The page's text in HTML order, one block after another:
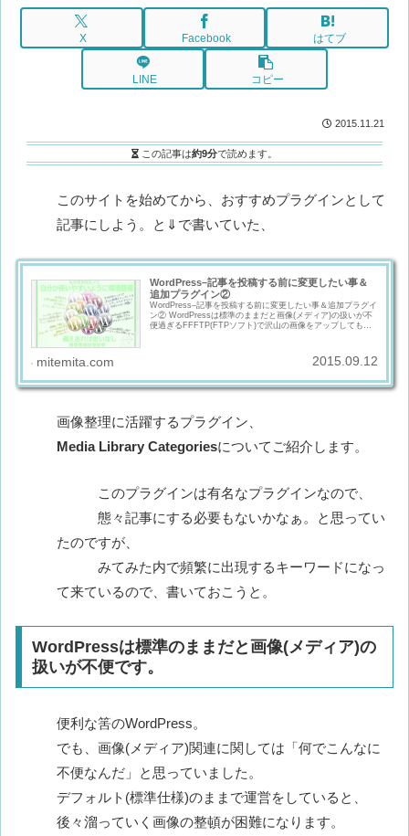
X Facebook はてブ
LINE コピー
2015.11.21
この記事は約9分で読めます。
このサイトを始めてから、おすすめプラグインとして
記事にしよう。と⇓で書いていた、
WordPress–記事を投稿する前に変更したい事＆
追加プラグイン②
WordPress–記事を投稿する前に変更したい事＆追加プラグイ
ン② WordPressは標準のままだと画像(メディア)の扱いが不
便過ぎるFFFTP(FTPソフト)で沢山の画像をアップしても
Enhanced Media Library Regenerate Thumbnails Easy
mitemita.com 2015.09.12
画像整理に活躍するプラグイン、
Media Library Categoriesについてご紹介します。
このプラグインは有名なプラグインなので、
態々記事にする必要もないかなぁ。と思ってい
たのですが、
みてみた内で頻繁に出現するキーワードになっ
て来ているので、書いておこうと。
WordPressは標準のままだと画像(メディア)の
扱いが不便です。
便利な筈のWordPress。
でも、画像(メディア)関連に関しては「何でこんなに
不便なんだ」と思っていました。
デフォルト(標準仕様)のままで運営をしていると、
後々溜っていく画像の整頓が困難になります。